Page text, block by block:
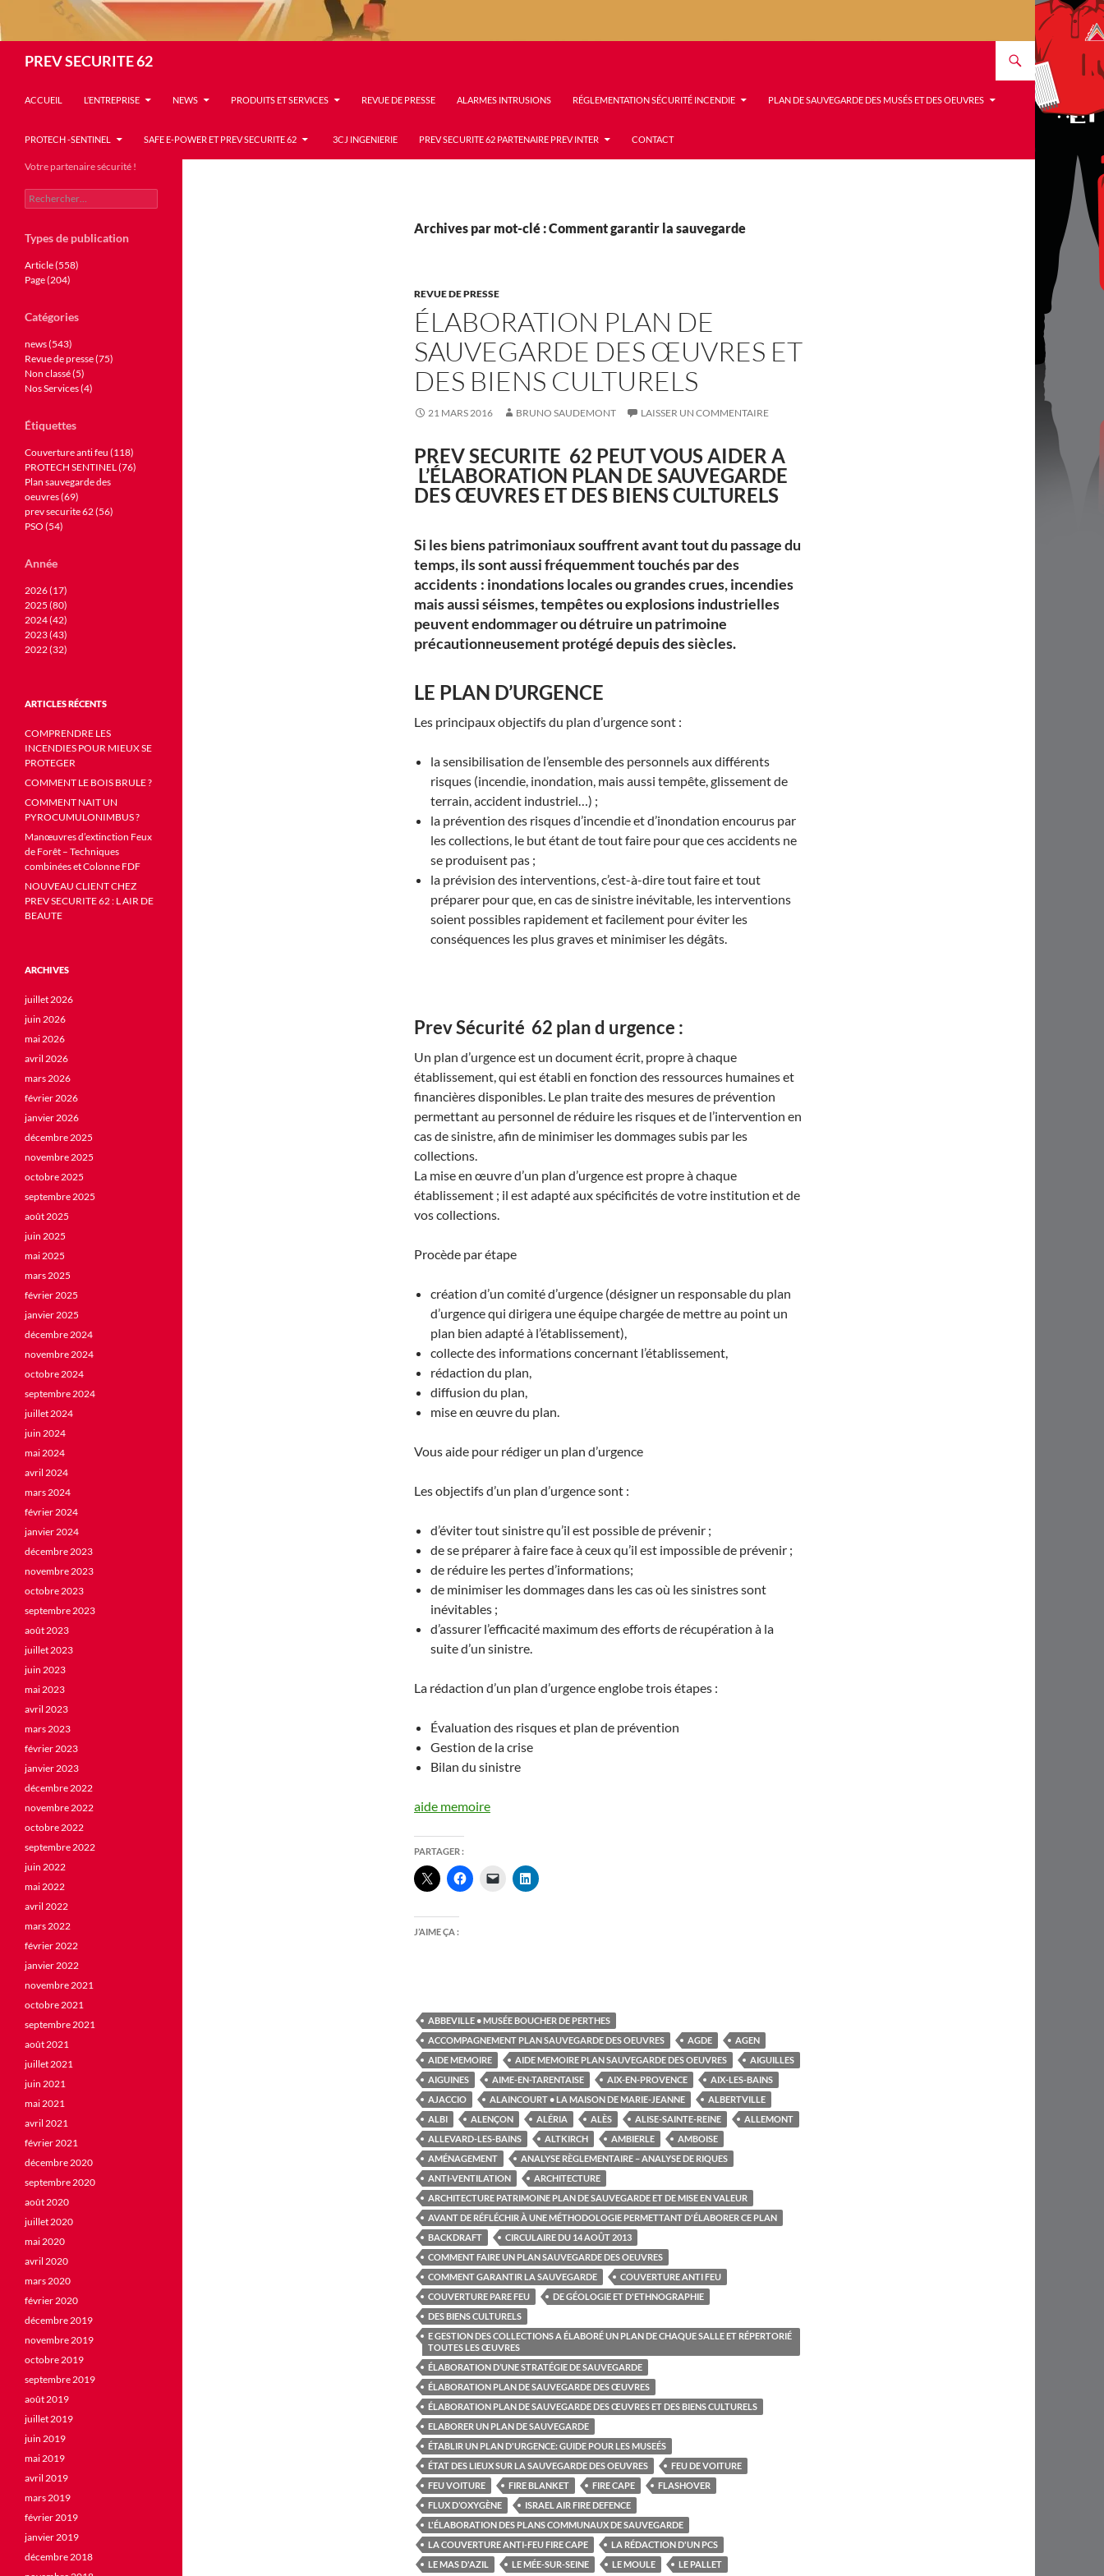
PREV SECURITE 62
ACCUEIL L’ENTREPRISE NEWS PRODUITS ET SERVICES REVUE DE PRESSE ALARMES INTRUSIONS RÉGLEMENTATION SÉCURITÉ INCENDIE PLAN DE SAUVEGARDE DES MUSÉS ET DES OEUVRES
PROTECH -SENTINEL SAFE E-POWER ET PREV SECURITE 62 3CJ INGENIERIE PREV SECURITE 62 PARTENAIRE PREV INTER CONTACT
Archives par mot-clé : Comment garantir la sauvegarde
REVUE DE PRESSE
ÉLABORATION PLAN DE
SAUVEGARDE DES ŒUVRES ET
DES BIENS CULTURELS
21 MARS 2016 BRUNO SAUDEMONT LAISSER UN COMMENTAIRE
PREV SECURITE 62 PEUT VOUS AIDER A
L’ÉLABORATION PLAN DE SAUVEGARDE
DES ŒUVRES ET DES BIENS CULTURELS
Si les biens patrimoniaux souffrent avant tout du passage du
temps, ils sont aussi fréquemment touchés par des
accidents : inondations locales ou grandes crues, incendies
mais aussi séismes, tempêtes ou explosions industrielles
peuvent endommager ou détruire un patrimoine
précautionneusement protégé depuis des siècles.
LE PLAN D’URGENCE
Les principaux objectifs du plan d’urgence sont :
la sensibilisation de l’ensemble des personnels aux différents
risques (incendie, inondation, mais aussi tempête, glissement de
terrain, accident industriel…) ;
la prévention des risques d’incendie et d’inondation encourus par
les collections, le but étant de tout faire pour que ces accidents ne
se produisent pas ;
la prévision des interventions, c’est-à-dire tout faire et tout
préparer pour que, en cas de sinistre inévitable, les interventions
soient possibles rapidement et facilement pour éviter les
conséquences les plus graves et minimiser les dégâts.
Prev Sécurité 62 plan d urgence :
Un plan d’urgence est un document écrit, propre à chaque
établissement, qui est établi en fonction des ressources humaines et
financières disponibles. Le plan traite des mesures de prévention
permettant au personnel de réduire les risques et de l’intervention en
cas de sinistre, afin de minimiser les dommages subis par les
collections.
La mise en œuvre d’un plan d’urgence est propre à chaque
établissement ; il est adapté aux spécificités de votre institution et de
vos collections.
Procède par étape
création d’un comité d’urgence (désigner un responsable du plan
d’urgence qui dirigera une équipe chargée de mettre au point un
plan bien adapté à l’établissement),
collecte des informations concernant l’établissement,
rédaction du plan,
diffusion du plan,
mise en œuvre du plan.
Vous aide pour rédiger un plan d’urgence
Les objectifs d’un plan d’urgence sont :
d’éviter tout sinistre qu’il est possible de prévenir ;
de se préparer à faire face à ceux qu’il est impossible de prévenir ;
de réduire les pertes d’informations;
de minimiser les dommages dans les cas où les sinistres sont
inévitables ;
d’assurer l’efficacité maximum des efforts de récupération à la
suite d’un sinistre.
La rédaction d’un plan d’urgence englobe trois étapes :
Évaluation des risques et plan de prévention
Gestion de la crise
Bilan du sinistre
aide memoire
PARTAGER :
J’AIME ÇA :
ABBEVILLE • MUSÉE BOUCHER DE PERTHES
ACCOMPAGNEMENT PLAN SAUVEGARDE DES OEUVRES
AGDE
AGEN
AIDE MEMOIRE
AIDE MEMOIRE PLAN SAUVEGARDE DES OEUVRES
AIGUILLES
AIGUINES
AIME-EN-TARENTAISE AIX-EN-PROVENCE
AIX-LES-BAINS
AJACCIO
ALAINCOURT • LA MAISON DE MARIE-JEANNE
ALBERTVILLE
ALBI
ALENÇON ALÉRIA ALÈS ALISE-SAINTE-REINE
ALLEMONT
ALLEVARD-LES-BAINS
ALTKIRCH AMBIERLE
AMBOISE
AMÉNAGEMENT
ANALYSE RÈGLEMENTAIRE – ANALYSE DE RIQUES
ANTI-VENTILATION
ARCHITECTURE
ARCHITECTURE PATRIMOINE PLAN DE SAUVEGARDE ET DE MISE EN VALEUR
AVANT DE RÉFLÉCHIR À UNE MÉTHODOLOGIE PERMETTANT D'ÉLABORER CE PLAN
BACKDRAFT
CIRCULAIRE DU 14 AOÛT 2013
COMMENT FAIRE UN PLAN SAUVEGARDE DES OEUVRES
COMMENT GARANTIR LA SAUVEGARDE
COUVERTURE ANTI FEU
COUVERTURE PARE FEU
DE GÉOLOGIE ET D'ETHNOGRAPHIE
DES BIENS CULTURELS
E GESTION DES COLLECTIONS A ÉLABORÉ UN PLAN DE CHAQUE SALLE ET RÉPERTORIÉ
TOUTES LES ŒUVRES
ÉLABORATION D’UNE STRATÉGIE DE SAUVEGARDE
ÉLABORATION PLAN DE SAUVEGARDE DES ŒUVRES
ÉLABORATION PLAN DE SAUVEGARDE DES ŒUVRES ET DES BIENS CULTURELS
ELABORER UN PLAN DE SAUVEGARDE
ÉTABLIR UN PLAN D'URGENCE: GUIDE POUR LES MUSEÉS
ÉTAT DES LIEUX SUR LA SAUVEGARDE DES OEUVRES
FEU DE VOITURE
FEU VOITURE
FIRE BLANKET FIRE CAPE
FLASHOVER
FLUX D’OXYGÈNE
ISRAEL AIR FIRE DEFENCE
L'ÉLABORATION DES PLANS COMMUNAUX DE SAUVEGARDE
LA COUVERTURE ANTI-FEU FIRE CAPE
LA RÉDACTION D'UN PCS
LE MAS D'AZIL
LE MÉE-SUR-SEINE LE MOULE LE PALLET
Votre partenaire sécurité !
Rechercher :
Types de publication
Article (558)
Page (204)
Catégories
news (543)
Revue de presse (75)
Non classé (5)
Nos Services (4)
Étiquettes
Couverture anti feu (118)
PROTECH SENTINEL (76)
Plan sauvegarde des
oeuvres (69)
prev securite 62 (56)
PSO (54)
Année
2026 (17)
2025 (80)
2024 (42)
2023 (43)
2022 (32)
ARTICLES RÉCENTS
COMPRENDRE LES
INCENDIES POUR MIEUX SE
PROTEGER
COMMENT LE BOIS BRULE ?
COMMENT NAIT UN
PYROCUMULONIMBUS ?
Manœuvres d’extinction Feux
de Forêt – Techniques
combinées et Colonne FDF
NOUVEAU CLIENT CHEZ
PREV SECURITE 62 : L AIR DE
BEAUTE
ARCHIVES
juillet 2026
juin 2026
mai 2026
avril 2026
mars 2026
février 2026
janvier 2026
décembre 2025
novembre 2025
octobre 2025
septembre 2025
août 2025
juin 2025
mai 2025
mars 2025
février 2025
janvier 2025
décembre 2024
novembre 2024
octobre 2024
septembre 2024
juillet 2024
juin 2024
mai 2024
avril 2024
mars 2024
février 2024
janvier 2024
décembre 2023
novembre 2023
octobre 2023
septembre 2023
août 2023
juillet 2023
juin 2023
mai 2023
avril 2023
mars 2023
février 2023
janvier 2023
décembre 2022
novembre 2022
octobre 2022
septembre 2022
juin 2022
mai 2022
avril 2022
mars 2022
février 2022
janvier 2022
novembre 2021
octobre 2021
septembre 2021
août 2021
juillet 2021
juin 2021
mai 2021
avril 2021
février 2021
décembre 2020
septembre 2020
août 2020
juillet 2020
mai 2020
avril 2020
mars 2020
février 2020
décembre 2019
novembre 2019
octobre 2019
septembre 2019
août 2019
juillet 2019
juin 2019
mai 2019
avril 2019
mars 2019
février 2019
janvier 2019
décembre 2018